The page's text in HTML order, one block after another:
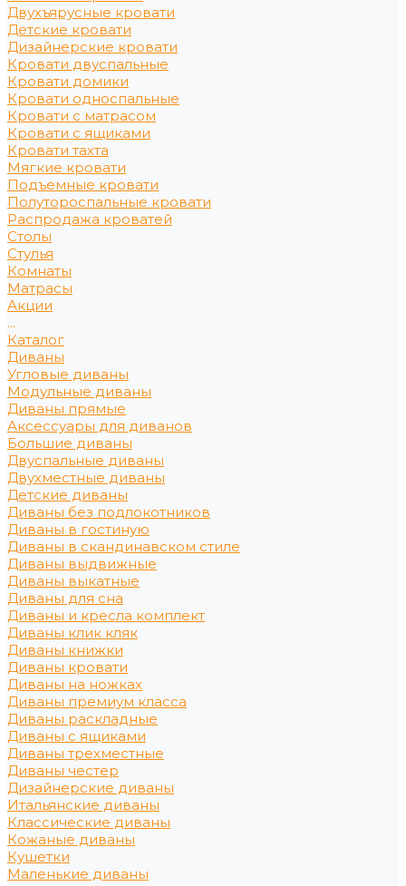
Двухъярусные кровати
Детские кровати
Дизайнерские кровати
Кровати двуспальные
Кровати домики
Кровати односпальные
Кровати с матрасом
Кровати с ящиками
Кровати тахта
Мягкие кровати
Подъемные кровати
Полутороспальные кровати
Распродажа кроватей
Столы
Стулья
Комнаты
Матрасы
Акции
...
Каталог
Диваны
Угловые диваны
Модульные диваны
Диваны прямые
Аксессуары для диванов
Большие диваны
Двуспальные диваны
Двухместные диваны
Детские диваны
Диваны без подлокотников
Диваны в гостиную
Диваны в скандинавском стиле
Диваны выдвижные
Диваны выкатные
Диваны для сна
Диваны и кресла комплект
Диваны клик кляк
Диваны книжки
Диваны кровати
Диваны на ножках
Диваны премиум класса
Диваны раскладные
Диваны с ящиками
Диваны трехместные
Диваны честер
Дизайнерские диваны
Итальянские диваны
Классические диваны
Кожаные диваны
Кушетки
Маленькие диваны